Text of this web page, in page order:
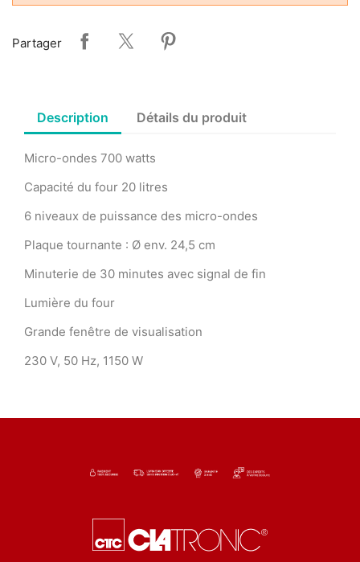
Partager
Description Détails du produit
Micro-ondes 700 watts
Capacité du four 20 litres
6 niveaux de puissance des micro-ondes
Plaque tournante : Ø env. 24,5 cm
Minuterie de 30 minutes avec signal de fin
Lumière du four
Grande fenêtre de visualisation
230 V, 50 Hz, 1150 W